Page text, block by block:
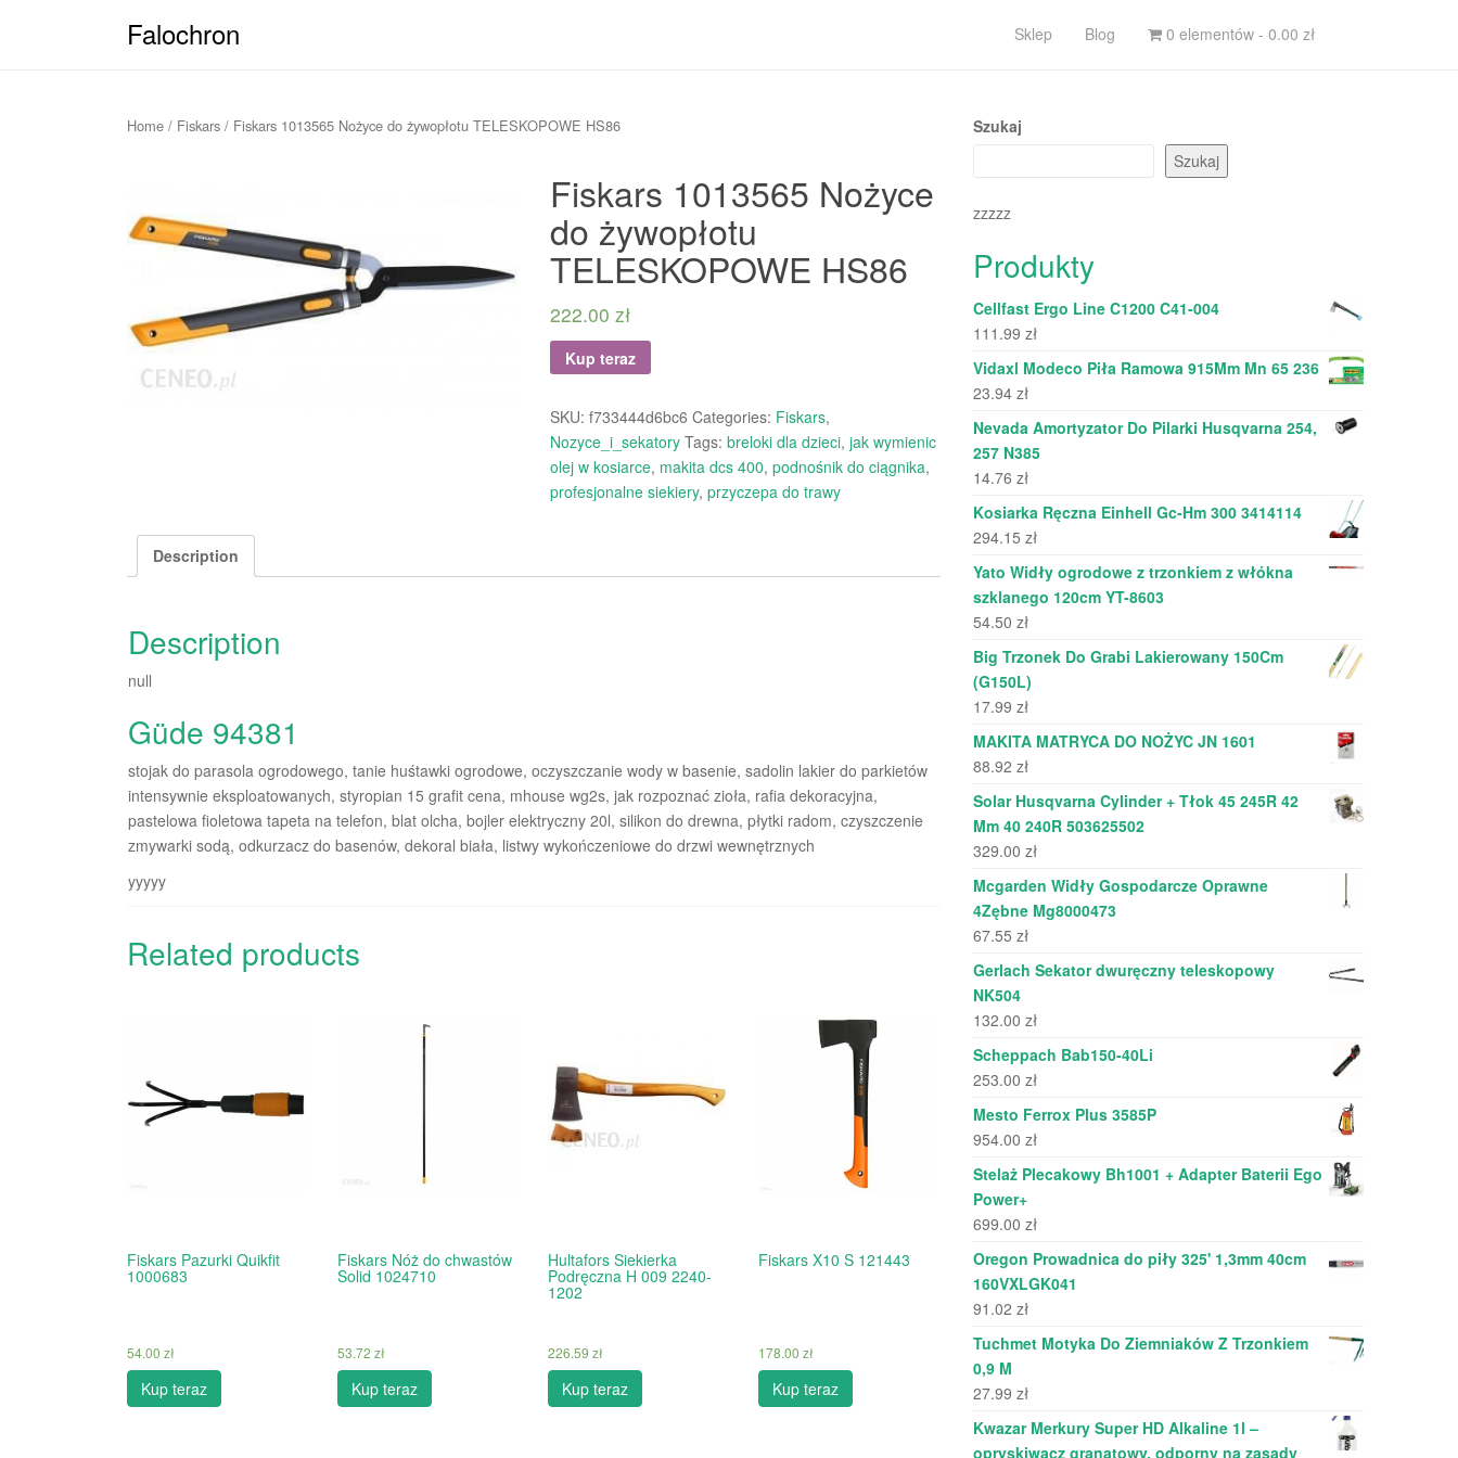
Falochron Sklep Blog 0 elementów - 0.00 zł
Home / Fiskars / Fiskars 1013565 Nożyce do żywopłotu TELESKOPOWE HS86
Fiskars 1013565 Nożyce
do żywopłotu
TELESKOPOWE HS86
222.00 zł
Kup teraz
SKU: f733444d6bc6 Categories: Fiskars,
Nozyce_i_sekatory Tags: breloki dla dzieci, jak wymienic
olej w kosiarce, makita dcs 400, podnośnik do ciągnika,
profesjonalne siekiery, przyczepa do trawy
Description
Description
null
Güde 94381
stojak do parasola ogrodowego, tanie huśtawki ogrodowe, oczyszczanie wody w basenie, sadolin lakier do parkietów
intensywnie eksploatowanych, styropian 15 grafit cena, mhouse wg2s, jak rozpoznać zioła, rafia dekoracyjna,
pastelowa fioletowa tapeta na telefon, blat olcha, bojler elektryczny 20l, silikon do drewna, płytki radom, czyszczenie
zmywarki sodą, odkurzacz do basenów, dekoral biała, listwy wykończeniowe do drzwi wewnętrznych
yyyyy
Related products
Fiskars Pazurki Quikfit
1000683
54.00 zł
Kup teraz
Fiskars Nóż do chwastów
Solid 1024710
53.72 zł
Kup teraz
Hultafors Siekierka
Podręczna H 009 2240-
1202
226.59 zł
Kup teraz
Fiskars X10 S 121443
178.00 zł
Kup teraz
Szukaj
Szukaj
zzzzz
Produkty
Cellfast Ergo Line C1200 C41-004
111.99 zł
Vidaxl Modeco Piła Ramowa 915Mm Mn 65 236
23.94 zł
Nevada Amortyzator Do Pilarki Husqvarna 254,
257 N385
14.76 zł
Kosiarka Ręczna Einhell Gc-Hm 300 3414114
294.15 zł
Yato Widły ogrodowe z trzonkiem z włókna
szklanego 120cm YT-8603
54.50 zł
Big Trzonek Do Grabi Lakierowany 150Cm
(G150L)
17.99 zł
MAKITA MATRYCA DO NOŻYC JN 1601
88.92 zł
Solar Husqvarna Cylinder + Tłok 45 245R 42
Mm 40 240R 503625502
329.00 zł
Mcgarden Widły Gospodarcze Oprawne
4Zębne Mg8000473
67.55 zł
Gerlach Sekator dwuręczny teleskopowy
NK504
132.00 zł
Scheppach Bab150-40Li
253.00 zł
Mesto Ferrox Plus 3585P
954.00 zł
Stelaż Plecakowy Bh1001 + Adapter Baterii Ego
Power+
699.00 zł
Oregon Prowadnica do piły 325' 1,3mm 40cm
160VXLGK041
91.02 zł
Tuchmet Motyka Do Ziemniaków Z Trzonkiem
0,9 M
27.99 zł
Kwazar Merkury Super HD Alkaline 1l –
opryskiwacz granatowy, odporny na zasady